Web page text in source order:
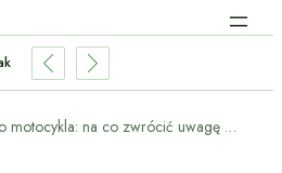
Nie Stracić Prawa Jazdy?
Poradnik zakupu używanego motocykla: na co zwrócić uwagę i jak uniknąć oszustw?